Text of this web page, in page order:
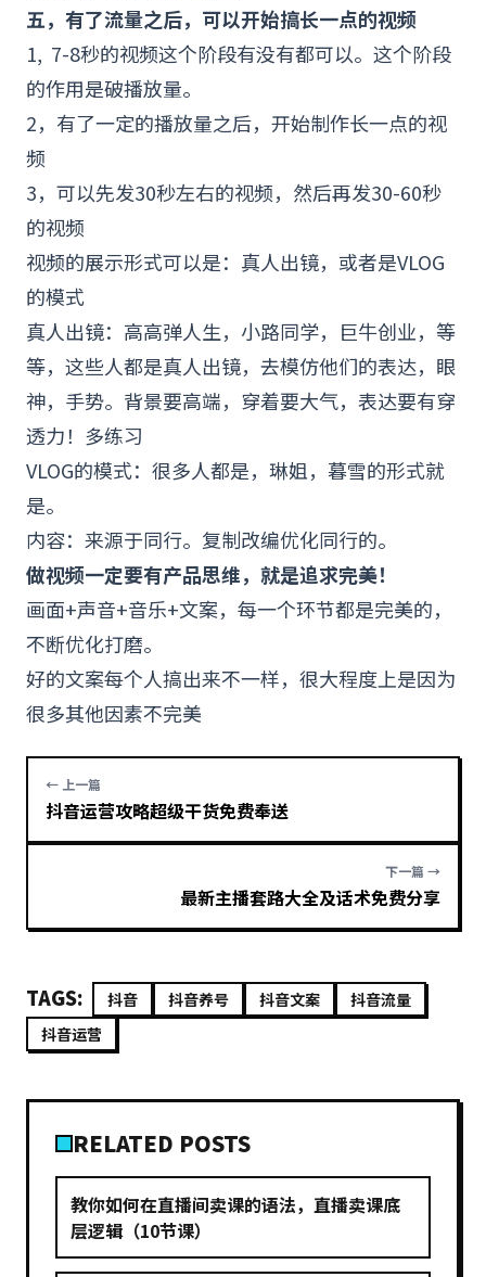
五，有了流量之后，可以开始搞长一点的视频
1, 7-8秒的视频这个阶段有没有都可以。这个阶段
的作用是破播放量。
2，有了一定的播放量之后，开始制作长一点的视
频
3，可以先发30秒左右的视频，然后再发30-60秒
的视频
视频的展示形式可以是：真人出镜，或者是VLOG
的模式
真人出镜：高高弹人生，小路同学，巨牛创业，等
等，这些人都是真人出镜，去模仿他们的表达，眼
神，手势。背景要高端，穿着要大气，表达要有穿
透力！多练习
VLOG的模式：很多人都是，琳姐，暮雪的形式就
是。
内容：来源于同行。复制改编优化同行的。
做视频一定要有产品思维，就是追求完美！
画面+声音+音乐+文案，每一个环节都是完美的，
不断优化打磨。
好的文案每个人搞出来不一样，很大程度上是因为
很多其他因素不完美
← 上一篇
抖音运营攻略超级干货免费奉送
下一篇 →
最新主播套路大全及话术免费分享
TAGS: 抖音 抖音养号 抖音文案
抖音流量
抖音运营
RELATED POSTS
教你如何在直播间卖课的语法，直播卖课底
层逻辑（10节课）